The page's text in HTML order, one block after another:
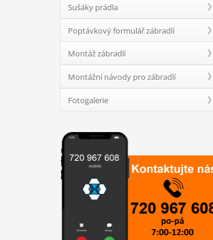
zábradlí
Sušáky prádla
Poptávkový formulář zábradlí
Montáž zábradlí
Montážní návody pro zábradlí
Fotogalerie